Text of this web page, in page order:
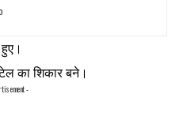
का शिकार बने।
-